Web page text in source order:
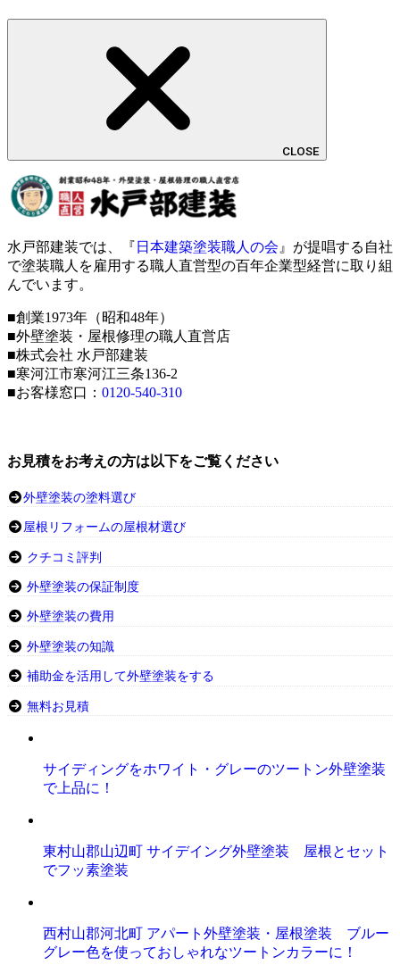
CLOSE
水戸部建装では、『 日本建築塗装職人の会 』が提唱する自社
で塗装職人を雇用する職人直営型の百年企業型経営に取り組
んでいます。
■創業1973年（昭和48年）
■外壁塗装・屋根修理の職人直営店
■株式会社 水戸部建装
■寒河江市寒河江三条136-2
■お客様窓口： 0120-540-310
お見積をお考えの方は以下をご覧ください
外壁塗装の塗料選び
屋根リフォームの屋根材選び
クチコミ評判
外壁塗装の保証制度
外壁塗装の費用
外壁塗装の知識
補助金を活用して外壁塗装をする
無料お見積
サイディングをホワイト・グレーのツートン外壁塗装
で上品に！
東村山郡山辺町 サイデイング外壁塗装 屋根とセット
でフッ素塗装
西村山郡河北町 アパート外壁塗装・屋根塗装 ブルー
グレー色を使っておしゃれなツートンカラーに！